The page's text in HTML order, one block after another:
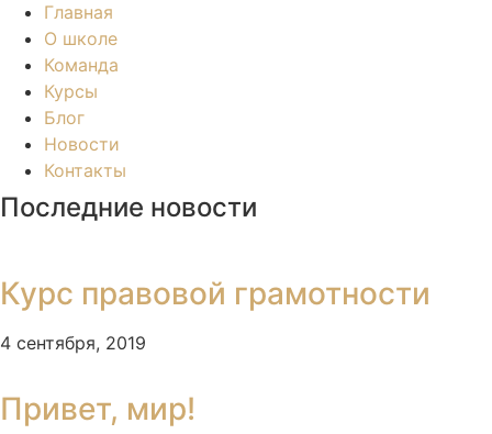
Главная
О школе
Команда
Курсы
Блог
Новости
Контакты
Последние новости
Курс правовой грамотности
4 сентября, 2019
Привет, мир!